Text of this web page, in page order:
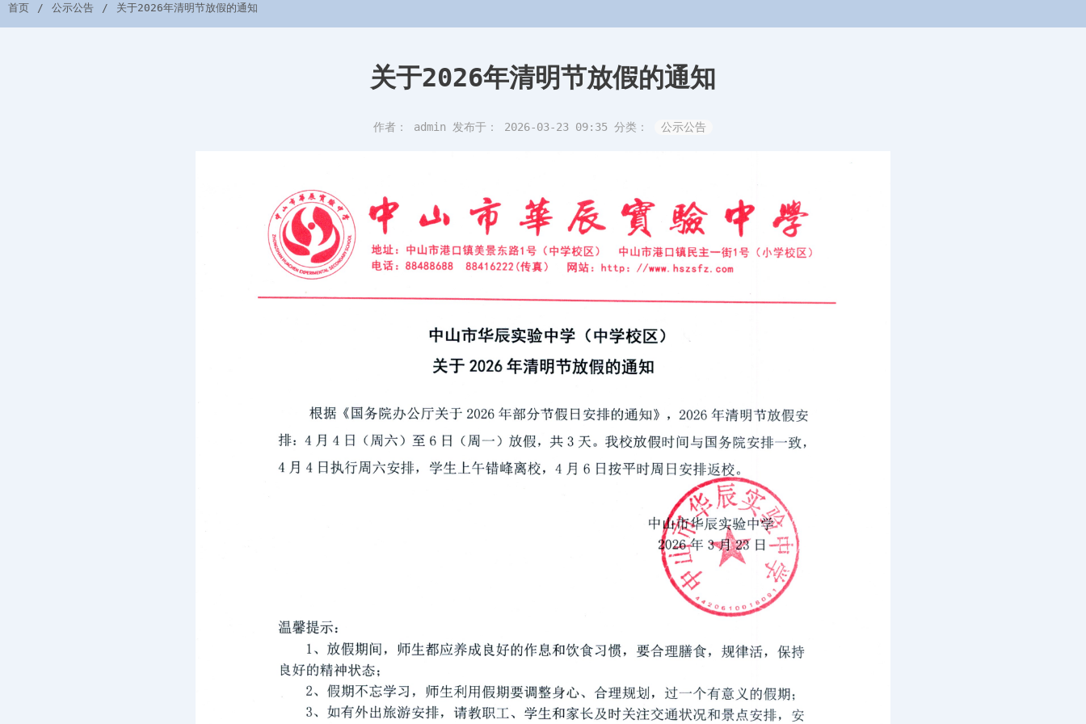
首页 公示公告 关于2026年清明节放假的通知
关于2026年清明节放假的通知
作者： admin 发布于： 2026-03-23 09:35 分类： 公示公告